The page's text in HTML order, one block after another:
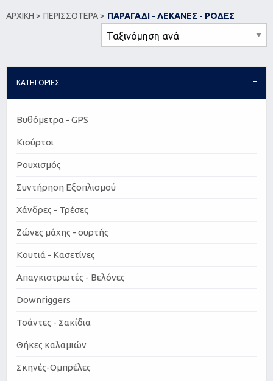
ΑΡΧΙΚΗ > ΠΕΡΙΣΣΟΤΕΡΑ > ΠΑΡΑΓΑΔΙ - ΛΕΚΑΝΕΣ - ΡΟΔΕΣ
ΚΑΤΗΓΟΡΙΕΣ
Βυθόμετρα - GPS
Κιούρτοι
Ρουχισμός
Συντήρηση Εξοπλισμού
Χάνδρες - Τρέσες
Ζώνες μάχης - συρτής
Κουτιά - Κασετίνες
Απαγκιστρωτές - Βελόνες
Downriggers
Τσάντες - Σακίδια
Θήκες καλαμιών
Σκηνές-Ομπρέλες